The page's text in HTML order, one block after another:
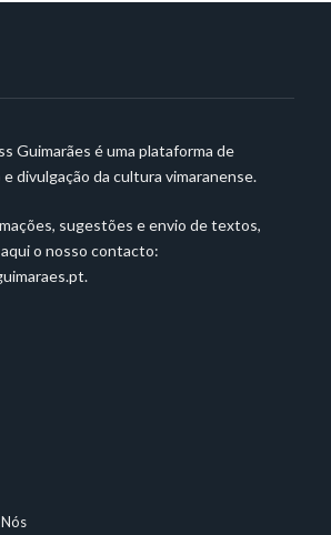
Guimarães é uma plataforma de
divulgação da cultura vimaranense.
sugestões e envio de textos,
o nosso contacto:
.